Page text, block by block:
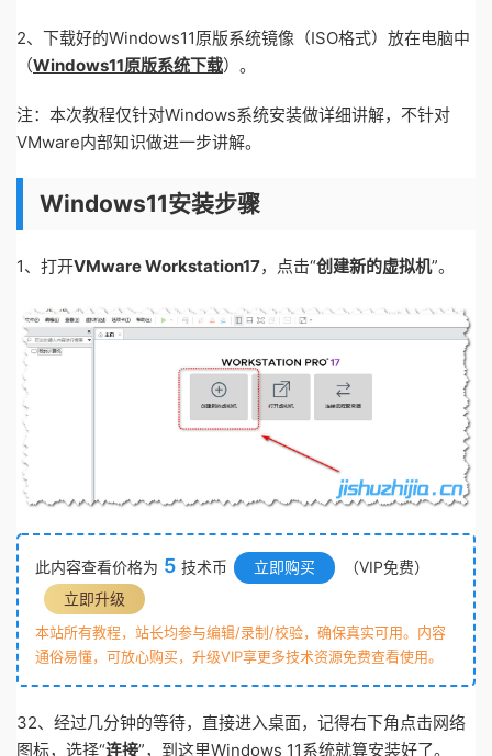
2、下载好的Windows11原版系统镜像（ISO格式）放在电脑中
（Windows11原版系统下载）。
注：本次教程仅针对Windows系统安装做详细讲解，不针对
VMware内部知识做进一步讲解。
Windows11安装步骤
1、打开VMware Workstation17，点击“创建新的虚拟机”。
此内容查看价格为 5 技术币 立即购买
（VIP免费）
立即升级
本站所有教程，站长均参与编辑/录制/校验，确保真实可用。内容
通俗易懂，可放心购买，升级VIP享更多技术资源免费查看使用。
32、经过几分钟的等待，直接进入桌面，记得右下角点击网络
图标，选择“连接”，到这里Windows 11系统就算安装好了。